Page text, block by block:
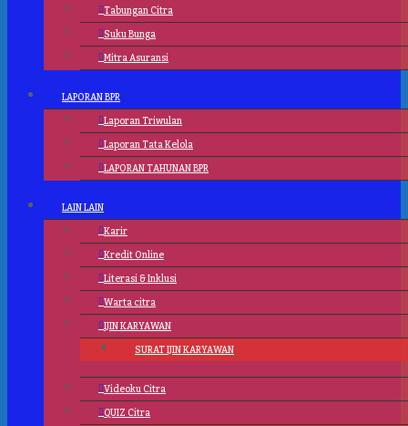
Tabungan Citra
Suku Bunga
Mitra Asuransi
LAPORAN BPR
Laporan Triwulan
Laporan Tata Kelola
LAPORAN TAHUNAN BPR
LAIN LAIN
Karir
Kredit Online
Literasi & Inklusi
Warta citra
IJIN KARYAWAN
SURAT IJIN KARYAWAN
Videoku Citra
QUIZ Citra